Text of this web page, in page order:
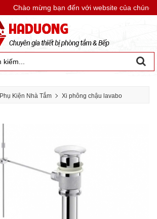
Chào mừng bạn đến với website của chúng tôi
Phụ Kiện Nhà Tắm Xi phông chậu lavabo